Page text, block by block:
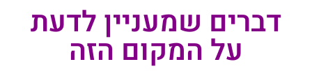
דברים שמעניין לדעת
על המקום הזה